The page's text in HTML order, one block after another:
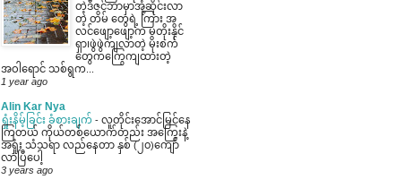
တဲ့ဒီဇင်ဘာမှာအုံ့ဆိုင်းလာ
တဲ့ တိမ် တွေရဲ့ ကြား အ
လင်ဖျော့ဖျော့က မတိုးနိုင်
ရှာ၊ဖွဲဖွဲကျလာတဲ့ မိုးစက်
တွေကကြွေကျထားတဲ့
အဝါရောင် သစ်ရွက...
1 year ago
Alin Kar Nya
ရှုံးနိမ့်ခြင်း ခံစားချက် - လူတိုင်းအောင်မြင်နေ
ကြတယ် ကိုယ်တစ်ယောက်တည်း အကြွေးနဲ့
အရှုံး သံသရာ လည်နေတာ နှစ် (၂၀)ကျော်
လာပြီပေါ့
3 years ago